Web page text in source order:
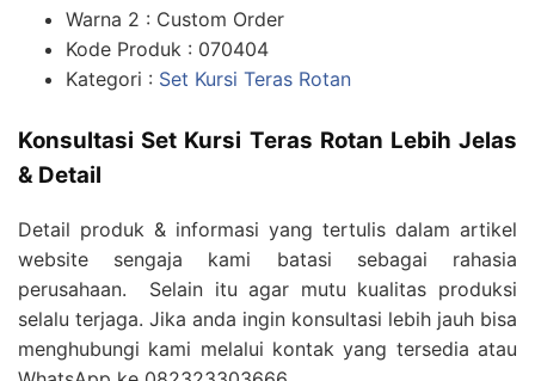
Warna 2 : Custom Order
Kode Produk : 070404
Kategori : Set Kursi Teras Rotan
Konsultasi Set Kursi Teras Rotan Lebih Jelas
& Detail
Detail produk & informasi yang tertulis dalam artikel
website sengaja kami batasi sebagai rahasia
perusahaan. Selain itu agar mutu kualitas produksi
selalu terjaga. Jika anda ingin konsultasi lebih jauh bisa
menghubungi kami melalui kontak yang tersedia atau